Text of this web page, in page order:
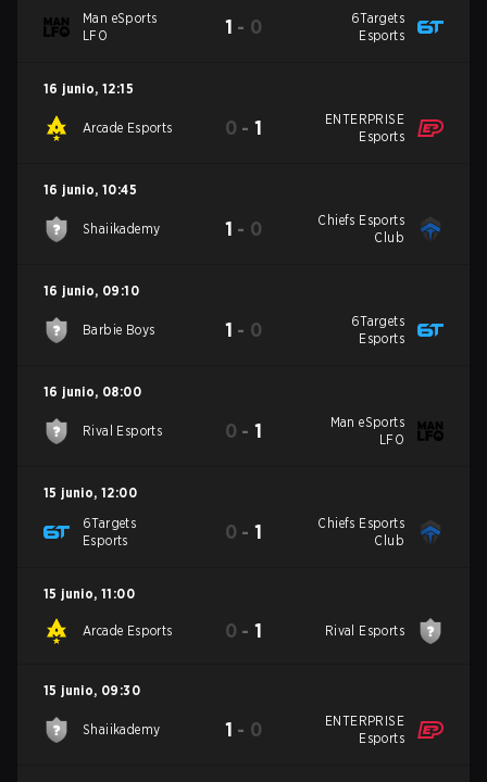
Man eSports
LFO
1 - 0
6Targets
Esports
16 junio, 12:15
Arcade Esports 0 -1
ENTERPRISE
Esports
16 junio, 10:45
Shaiikademy 1 - 0
Chiefs Esports
Club
16 junio, 09:10
Barbie Boys 1 - 0
6Targets
Esports
16 junio, 08:00
Rival Esports 0 -1
Man eSports
LFO
15 junio, 12:00
6Targets
Esports
0 -1
Chiefs Esports
Club
15 junio, 11:00
Arcade Esports 0 -1 Rival Esports
15 junio, 09:30
Shaiikademy 1 - 0
ENTERPRISE
Esports